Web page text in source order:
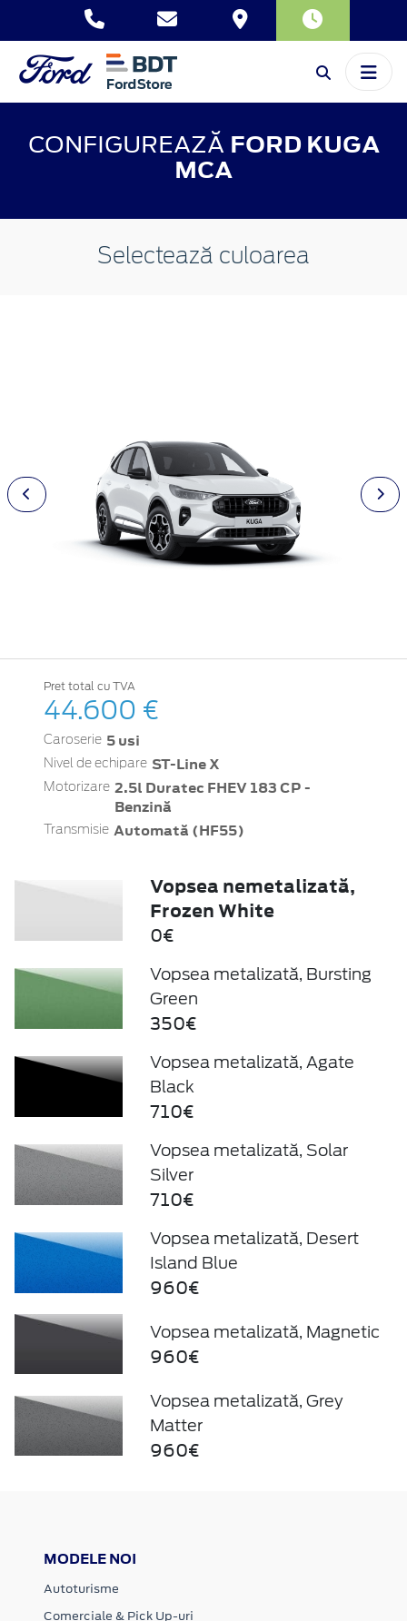
CONFIGUREAZĂ FORD KUGA
MCA
Selectează culoarea
Pret total cu TVA
44.600 €
Caroserie 5 usi
Nivel de echipare ST-Line X
Motorizare 2.5l Duratec FHEV 183 CP -
Benzină
Transmisie Automată (HF55)
Vopsea nemetalizată,
Frozen White
0€
Vopsea metalizată, Bursting
Green
350€
Vopsea metalizată, Agate
Black
710€
Vopsea metalizată, Solar
Silver
710€
Vopsea metalizată, Desert
Island Blue
960€
Vopsea metalizată, Magnetic
960€
Vopsea metalizată, Grey
Matter
960€
MODELE NOI
Autoturisme
Comerciale & Pick Up-uri